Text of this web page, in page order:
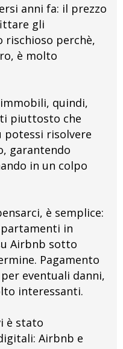
anni fa: il prezzo
gli
perchè,
è molto
quindi,
piuttosto che
potessi risolvere
garantendo
in un colpo
è semplice:
in
Airbnb sotto
Pagamento
eventuali danni,
interessanti.
è stato
Airbnb e